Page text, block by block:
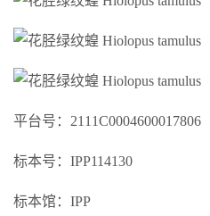
平台号：2111C0004600017806
标本号：IPP114130
标本馆：IPP